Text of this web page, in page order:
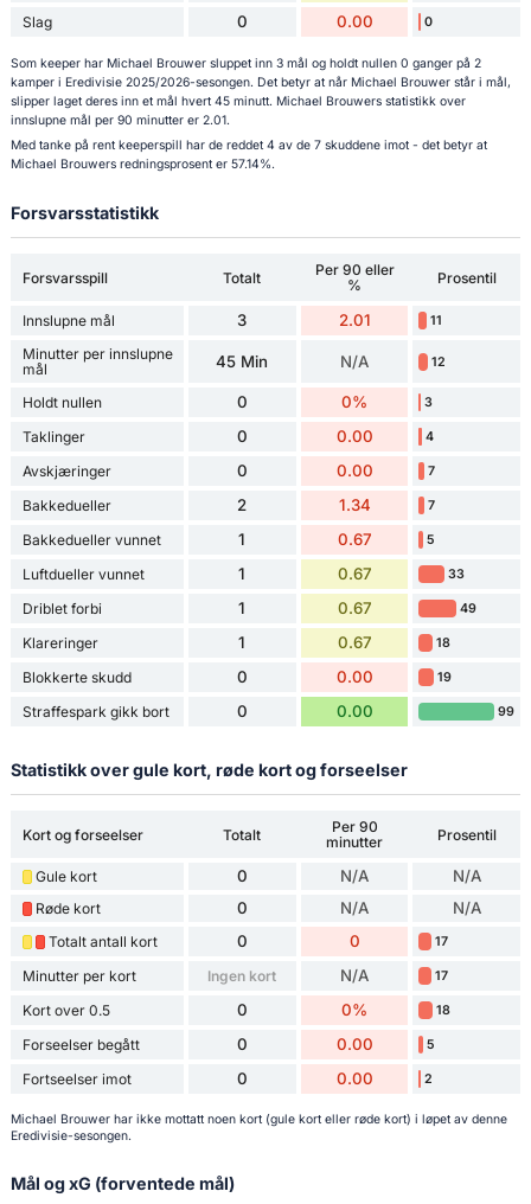
Slag 0 0.00 0
Som keeper har Michael Brouwer sluppet inn 3 mål og holdt nullen 0 ganger på 2
kamper i Eredivisie 2025/2026-sesongen. Det betyr at når Michael Brouwer står i mål,
slipper laget deres inn et mål hvert 45 minutt. Michael Brouwers statistikk over
innslupne mål per 90 minutter er 2.01.
Med tanke på rent keeperspill har de reddet 4 av de 7 skuddene imot - det betyr at
Michael Brouwers redningsprosent er 57.14%.
Forsvarsstatistikk
Forsvarsspill Totalt
Per 90 eller
%
Prosentil
Innslupne mål 3 2.01 11
Minutter per innslupne
mål
45 Min N/A 12
Holdt nullen 0 0% 3
Taklinger 0 0.00 4
Avskjæringer 0 0.00 7
Bakkedueller 2 1.34 7
Bakkedueller vunnet 1 0.67 5
Luftdueller vunnet 1 0.67 33
Driblet forbi 1 0.67 49
Klareringer 1 0.67 18
Blokkerte skudd 0 0.00 19
Straffespark gikk bort 0 0.00 99
Statistikk over gule kort, røde kort og forseelser
Kort og forseelser Totalt
Per 90
minutter
Prosentil
Gule kort 0 N/A N/A
Røde kort 0 N/A N/A
Totalt antall kort 0 0 17
Minutter per kort Ingen kort N/A 17
Kort over 0.5 0 0% 18
Forseelser begått 0 0.00 5
Fortseelser imot 0 0.00 2
Michael Brouwer har ikke mottatt noen kort (gule kort eller røde kort) i løpet av denne
Eredivisie-sesongen.
Mål og xG (forventede mål)